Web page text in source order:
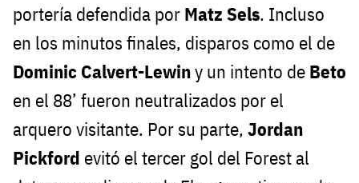
portería defendida por Matz Sels. Incluso
en los minutos finales, disparos como el de
Dominic Calvert-Lewiny un intento de Beto
en el 88’ fueron neutralizados por el
arquero visitante. Por su parte, Jordan
Pickford evitó el tercer gol del Forest al